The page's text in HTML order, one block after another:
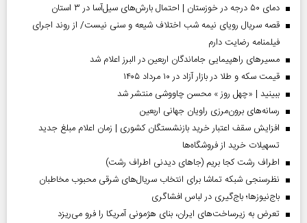
دمای ۵۰ درجه در خوزستان | احتمال بارش‌های سیل‌آسا در ۳ استان
قصه سریال رویای نیمه شب اختلاف شیعه و سنی نیست/ از روند اجرای
فیلمنامه رضایت دارم
مسیر‌های راهپیمایی جاماندگان اربعین در البرز اعلام شد
قیمت سکه و طلا در بازار آزاد در ۱۰ مرداد ۱۴۰۵
ببینید | «چهل روز » محسن چاووشی منتشر شد
رسانه‌های برون‌مرزی راویان جهانی اربعین
افزایش سقف اعتبار خرید بازنشستگان کشوری | زمان اعلام مبلغ جدید
تسهیلات خرید از فروشگاه‌ها
اطراف رشت کجا بریم (جاهای دیدنی اطراف رشت)
نظرسنجی شبکه تماشا برای انتخاب سریال‌های شرقی محبوب مخاطبان
باج‌نیوزها؛ باج‌گیری در لباس افشاگری
تعرض به زیرساخت‌های ایران، بنای هژمونی آمریکا را فرو می‌ریزد